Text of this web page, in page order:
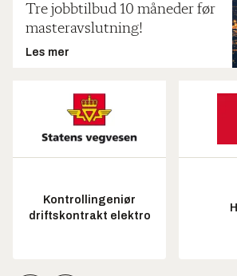
Tre jobbtilbud 10 måneder før
masteravslutning!
Les mer
Kontrollingeniør
driftskontrakt elektro